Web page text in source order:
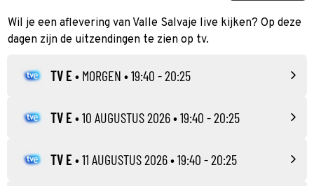
Wil je een aflevering van Valle Salvaje live kijken? Op deze
dagen zijn de uitzendingen te zien op tv.
TV E • MORGEN • 19:40 - 20:25
TV E •10 AUGUSTUS 2026• 19:40 - 20:25
TV E •11 AUGUSTUS 2026• 19:40 - 20:25